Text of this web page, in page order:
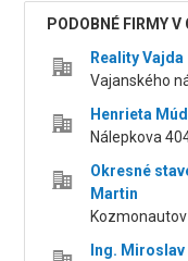
PODOBNÉ FIRMY V
Reality Vajda
Vajanského
Henrieta
Nálepkova
Okresné
Martin
Ing.